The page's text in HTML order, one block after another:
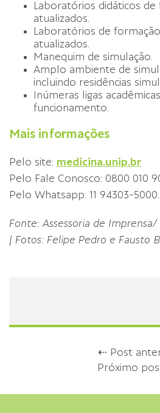
Laboratórios didáticos de
atualizados.
Laboratórios de
atualizados.
Manequim de simulação.
Amplo ambiente de
incluindo residências
Inúmeras ligas
funcionamento.
Mais informações
Pelo site: medicina.unip.br
Pelo Fale Conosco: 0800 010
Pelo Whatsapp: 11 94303-5000.
Fonte: Assessoria de
| Fotos: Felipe Pedro e Fausto
⇠ Post
Próximo